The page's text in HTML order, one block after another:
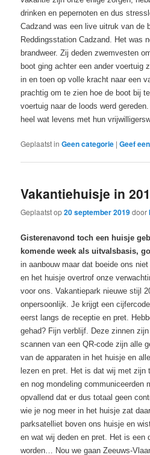
drinken en pepernoten en dus
Cadzand was een live uitruk van de
Reddingsstation Cadzand. Het was
brandweer. Zij deden zwemvesten
boot ging achter een ander voertuig
in en toen op volle kracht naar een
prachtig om te zien hoe de boot bij
voertuig naar de loods werd
heel wat levens met hun
Geplaatst in Geen categorie |Geef
Vakantiehuisje in
Geplaatst op20 september 2019door
Gisterenavond toch een huisje
komende week als uitvalsbasis,
in aanbouw maar dat boeide ons
en het huisje overtrof onze
voor ons. Vakantiepark nieuwe stijl
onpersoonlijk. Je krijgt een
eerst langs de receptie en pret.
gehad? Fijn verblijf. Deze zinnen
scannen van een QR-code zijn alle
van de apparaten in het huisje en
lezen en pret. Het is dat wij met zijn
en nog mondeling
opvallend dat er dus totaal geen
wie je nog meer in het huisje zat
parksatelliet boven ons huisje en
en wat wij deden en pret. Het is een
worden… Nou we gaan Zeeuws-